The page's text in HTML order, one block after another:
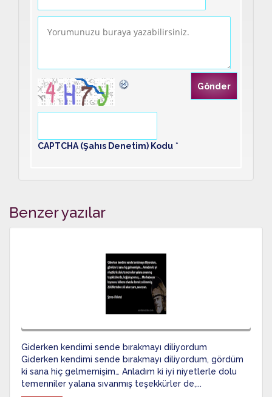
CAPTCHA (Şahıs Denetim) Kodu *
Benzer yazılar
Giderken kendimi sende bırakmayı diliyordum
Giderken kendimi sende bırakmayı diliyordum, gördüm
ki sana hiç gelmemişim… Anladım ki iyi niyetlerle dolu
temenniler yalana sıvanmış teşekkürler de,...